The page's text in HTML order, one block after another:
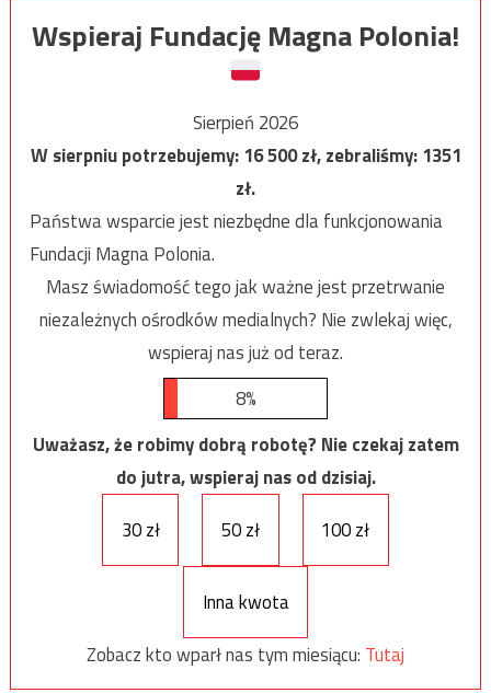
Wspieraj Fundację Magna Polonia!
Sierpień 2026
W sierpniu potrzebujemy:16 500zł, zebraliśmy:1351
zł.
Państwa wsparcie jest niezbędne dla funkcjonowania
Fundacji Magna Polonia.
Masz świadomość tego jak ważne jest przetrwanie
niezależnych ośrodków medialnych? Nie zwlekaj więc,
wspieraj nas już od teraz.
8%
Uważasz, że robimy dobrą robotę? Nie czekaj zatem
do jutra, wspieraj nas od dzisiaj.
30 zł
50 zł 100 zł
Inna kwota
Zobacz kto wparł nas tym miesiącu: Tutaj